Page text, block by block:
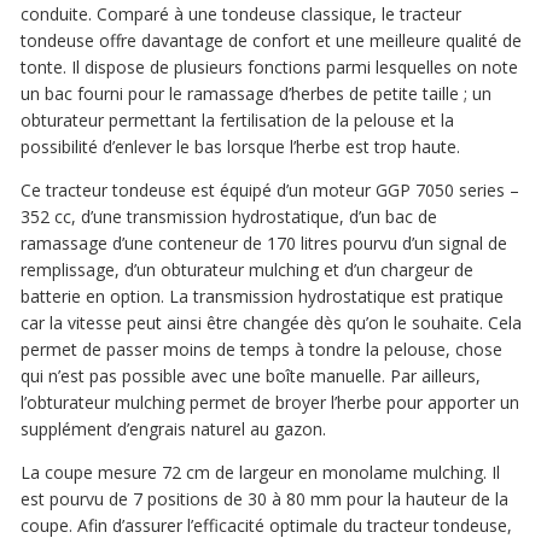
conduite. Comparé à une tondeuse classique, le tracteur
tondeuse offre davantage de confort et une meilleure qualité de
tonte. Il dispose de plusieurs fonctions parmi lesquelles on note
un bac fourni pour le ramassage d’herbes de petite taille ; un
obturateur permettant la fertilisation de la pelouse et la
possibilité d’enlever le bas lorsque l’herbe est trop haute.
Ce tracteur tondeuse est équipé d’un moteur GGP 7050 series –
352 cc, d’une transmission hydrostatique, d’un bac de
ramassage d’une conteneur de 170 litres pourvu d’un signal de
remplissage, d’un obturateur mulching et d’un chargeur de
batterie en option. La transmission hydrostatique est pratique
car la vitesse peut ainsi être changée dès qu’on le souhaite. Cela
permet de passer moins de temps à tondre la pelouse, chose
qui n’est pas possible avec une boîte manuelle. Par ailleurs,
l’obturateur mulching permet de broyer l’herbe pour apporter un
supplément d’engrais naturel au gazon.
La coupe mesure 72 cm de largeur en monolame mulching. Il
est pourvu de 7 positions de 30 à 80 mm pour la hauteur de la
coupe. Afin d’assurer l’efficacité optimale du tracteur tondeuse,